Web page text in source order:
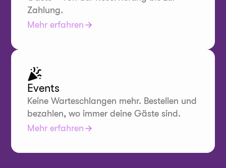
Zahlung.
Mehr erfahren
Events
Keine Warteschlangen mehr. Bestellen und
bezahlen, wo immer deine Gäste sind.
Mehr erfahren